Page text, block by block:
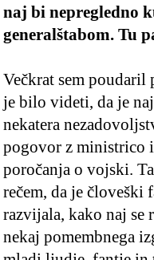
naj bi nepregledno
generalštabom. Tu
Večkrat sem
je bilo videti, da je
nekatera
pogovor z ministrico
poročanja o vojski.
rečem, da je človeški
razvijala, kako naj se
nekaj pomembnega